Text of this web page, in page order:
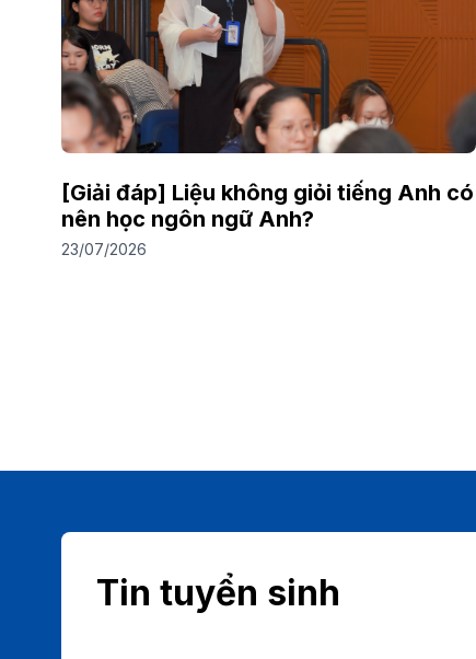
[Giải đáp] Liệu không giỏi tiếng Anh có
nên học ngôn ngữ Anh?
23/07/2026
Tin tuyển sinh